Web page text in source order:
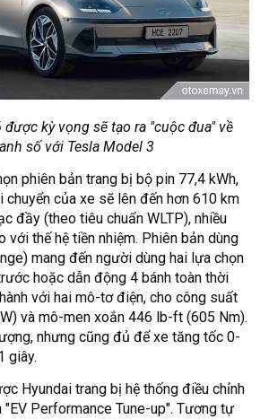
kỳ vọng sẽ tạo ra "cuộc đua" về
số với Tesla Model 3
phiên bản trang bị bộ pin 77,4 kWh,
chuyển của xe sẽ lên đến hơn 610 km
đầy (theo tiêu chuẩn WLTP), nhiều
với thế hệ tiền nhiệm. Phiên bản dùng
mang đến người dùng hai lựa chọn
hoặc dẫn động 4 bánh toàn thời
với hai mô-tơ điện, cho công suất
và mô-men xoắn 446 lb-ft (605 Nm).
nhưng cũng đủ để xe tăng tốc 0-
giây.
Hyundai trang bị hệ thống điều chỉnh
"EV Performance Tune-up". Tương tự